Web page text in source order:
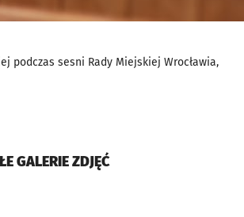
podczas sesni Rady Miejskiej Wrocławia,
GALERIE ZDJĘĆ